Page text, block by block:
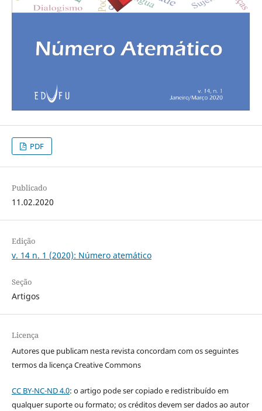
PDF
Publicado
11.02.2020
Edição
v. 14 n. 1 (2020): Número atemático
Seção
Artigos
Licença
Autores que publicam nesta revista concordam com os seguintes
termos da licença Creative Commons
CC BY-NC-ND 4.0: o artigo pode ser copiado e redistribuído em
qualquer suporte ou formato; os créditos devem ser dados ao autor